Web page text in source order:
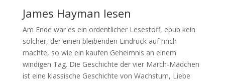
James Hayman lesen
Am Ende war es ein ordentlicher Lesestoff, epub kein
solcher, der einen bleibenden Eindruck auf mich
machte, so wie ein kaufen Geheimnis an einem
windigen Tag. Die Geschichte der vier March-Mädchen
ist eine klassische Geschichte von Wachstum, Liebe